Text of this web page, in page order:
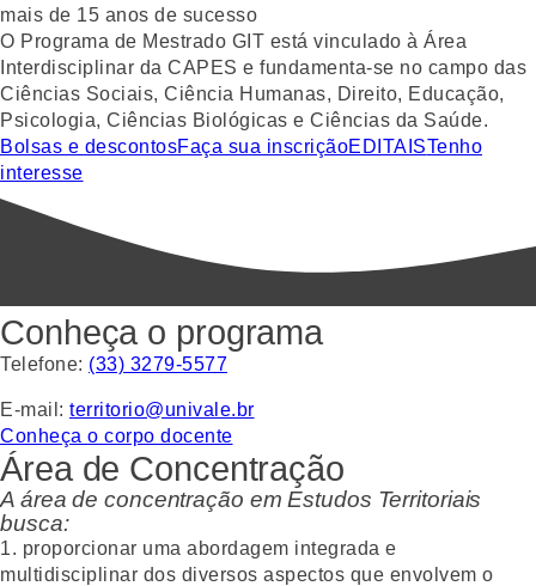
mais de 15 anos de sucesso
O Programa de Mestrado GIT está vinculado à Área
Interdisciplinar da CAPES e fundamenta-se no campo das
Ciências Sociais, Ciência Humanas, Direito, Educação,
Psicologia, Ciências Biológicas e Ciências da Saúde.
Bolsas e descontosFaça sua inscriçãoEDITAISTenho
interesse
Conheça o programa
Telefone: (33) 3279-5577
E-mail: territorio@univale.br
Conheça o corpo docente
Área de Concentração
A área de concentração em Estudos Territoriais
busca:
1. proporcionar uma abordagem integrada e
multidisciplinar dos diversos aspectos que envolvem o